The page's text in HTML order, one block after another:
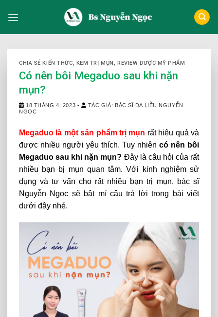
CHIA SẺ KIẾN THỨC, KEM TRỊ MỤN, REVIEW DƯỢC MỸ PHẨM
Có nên bôi Megaduo sau khi nặn
mụn?
18 THÁNG 4, 2023 -
TÁC GIẢ: BÁC SĨ DA LIỄU NGUYỄN
NGỌC
Megaduo là một sản phẩm trị mụn rất hiệu quả và
được nhiều người yêu thích. Tuy nhiên có nên bôi
Megaduo sau khi nặn mụn? Đây là câu hỏi của rất
nhiều bạn bị mụn quan tâm. Với kinh nghiệm sử
dụng và tư vấn cho rất nhiều bạn trị mụn, bác sĩ
Nguyễn Ngọc sẽ bật mí câu trả lời trong bài viết
dưới đây nhé.